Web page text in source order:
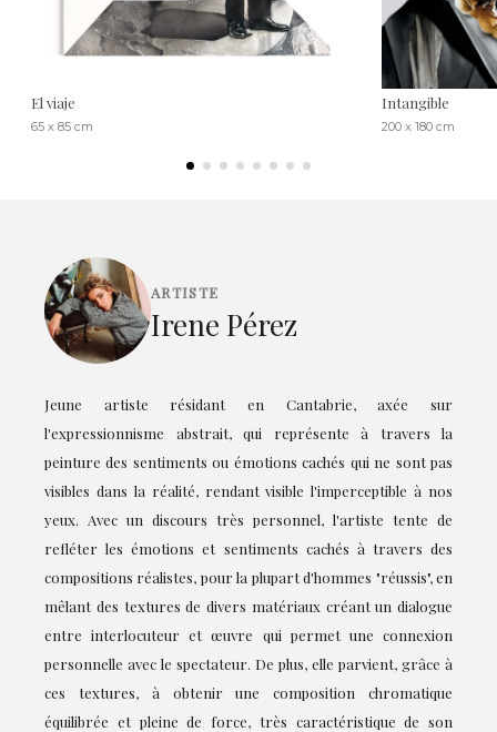
El viaje
65 x 85 cm
Intangible
200 x 180 cm
ARTISTE
Irene Pérez
Jeune artiste résidant en Cantabrie, axée sur
l'expressionnisme abstrait, qui représente à travers la
peinture des sentiments ou émotions cachés qui ne sont pas
visibles dans la réalité, rendant visible l'imperceptible à nos
yeux. Avec un discours très personnel, l'artiste tente de
refléter les émotions et sentiments cachés à travers des
compositions réalistes, pour la plupart d'hommes "réussis", en
mêlant des textures de divers matériaux créant un dialogue
entre interlocuteur et œuvre qui permet une connexion
personnelle avec le spectateur. De plus, elle parvient, grâce à
ces textures, à obtenir une composition chromatique
équilibrée et pleine de force, très caractéristique de son